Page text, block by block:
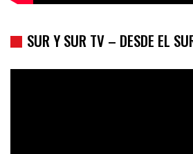
SUR Y SUR TV – DESDE EL